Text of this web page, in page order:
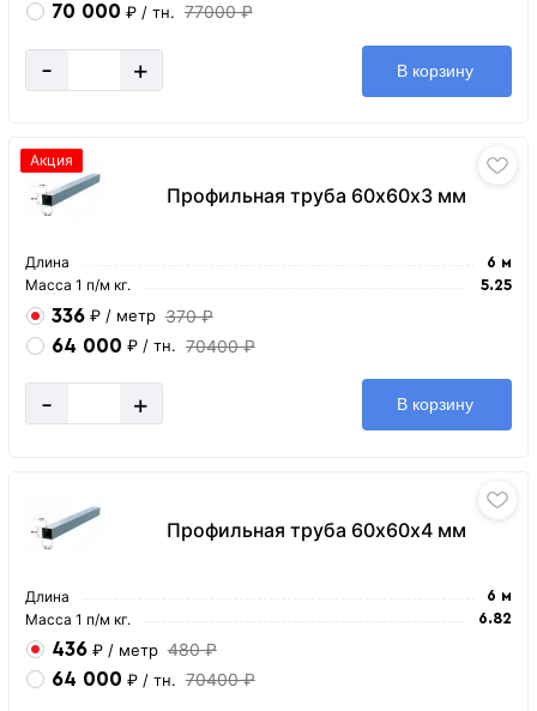
70 000 ₽ / тн. 77000 ₽
- + В корзину
Профильная труба 60х60х3 мм
Акция
Длина 6 м
Масса 1 п/м кг. 5.25
336 ₽ / метр 370 ₽
64 000 ₽ / тн. 70400 ₽
- + В корзину
Профильная труба 60х60х4 мм
Длина 6 м
Масса 1 п/м кг. 6.82
436 ₽ / метр 480 ₽
64 000 ₽ / тн. 70400 ₽